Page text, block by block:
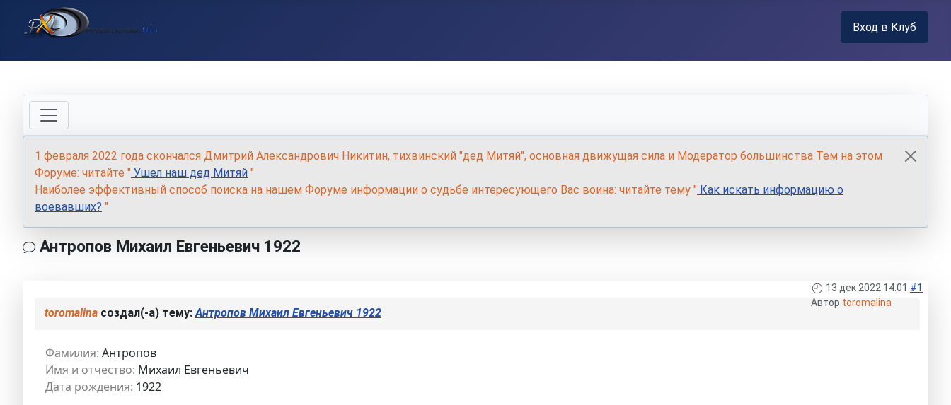
Вход в Клуб
1 февраля 2022 года скончался Дмитрий Александрович Никитин, тихвинский "дед Митяй", основная движущая сила и Модератор большинства Тем на этом
Форуме: читайте " Ушел наш дед Митяй "
Наиболее эффективный способ поиска на нашем Форуме информации о судьбе интересующего Вас воина: читайте тему " Как искать информацию о
воевавших? "
Антропов Михаил Евгеньевич 1922
13 дек 2022 14:01 #1
Автор toromalina
toromalina создал(-а) тему:Антропов Михаил Евгеньевич 1922
Фамилия: Антропов
Имя и отчество: Михаил Евгеньевич
Дата рождения: 1922